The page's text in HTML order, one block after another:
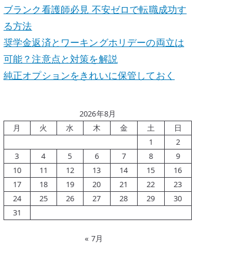
ブランク看護師必見 不安ゼロで転職成功す
る方法
奨学金返済とワーキングホリデーの両立は
可能？注意点と対策を解説
純正オプションをきれいに保管しておく
2026年8月
月
火 水 木 金 土
日
1
2
3
4 5 6 7 8
9
10
11 12 13 14 15
16
17
18 19 20 21 22
23
24
25 26 27 28 29
30
31
« 7月